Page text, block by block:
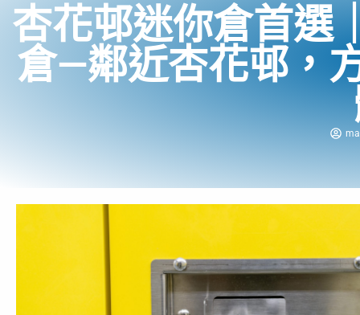
杏花邨迷你倉首選
倉—鄰近杏花邨，